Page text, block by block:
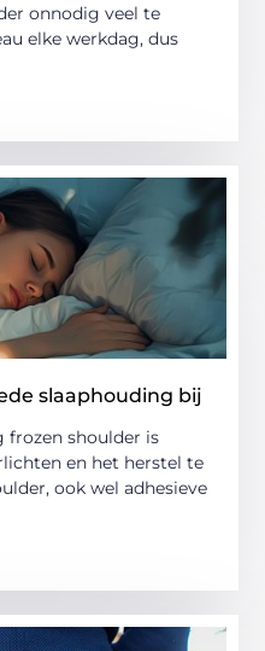
onnodig veel te
elke werkdag, dus
slaaphouding bij
frozen shoulder is
en het herstel te
ook wel adhesieve